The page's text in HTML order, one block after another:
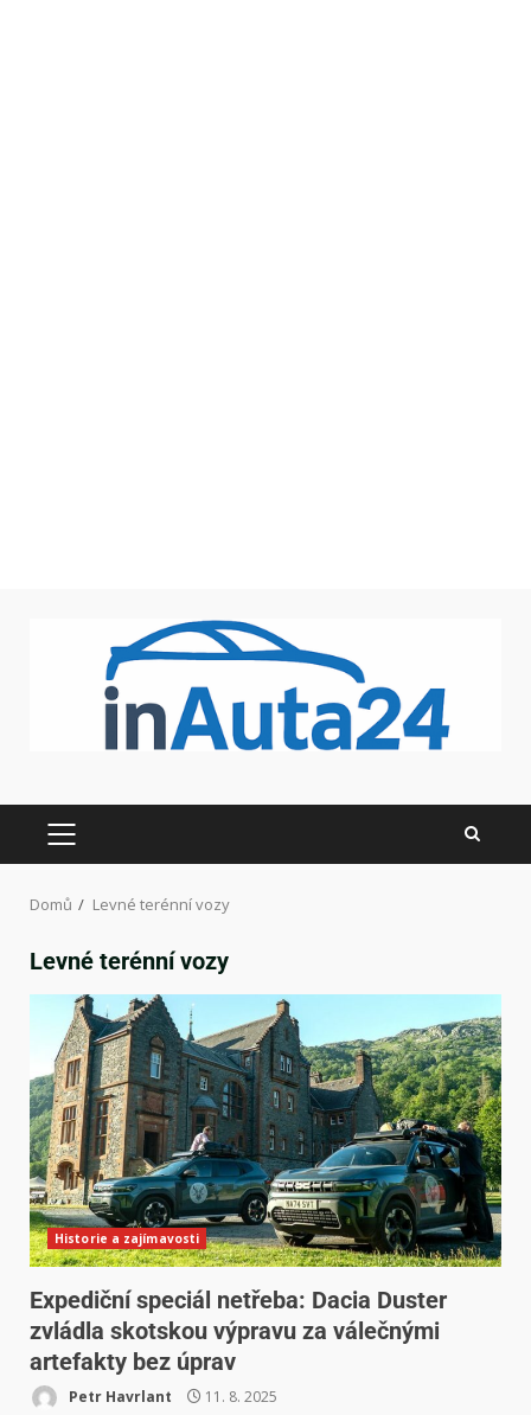
Domů Levné terénní vozy
Levné terénní vozy
Historie a zajímavosti
Expediční speciál netřeba: Dacia Duster
zvládla skotskou výpravu za válečnými
artefakty bez úprav
Petr Havrlant 11. 8. 2025